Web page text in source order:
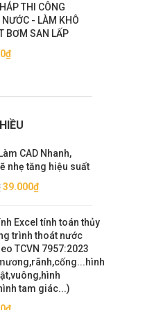
THI CÔNG
NƯỚC - LÀM KHÔ
BƠM SAN LẤP
₫
CAD Nhanh,
nhẹ tăng hiệu suất
Giá
là:
90.000₫.
39.000₫Giá
tại
là:
39.000₫.
Excel tính toán thủy
trình thoát nước
TCVN 7957:2023
tam giác...)